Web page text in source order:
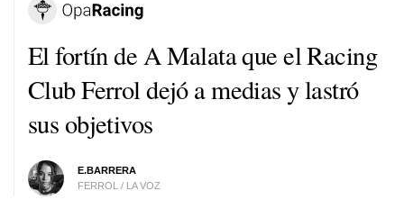
El fortín de A Malata que el Racing
Club Ferrol dejó a medias y lastró
sus objetivos
E.BARRERA
FERROL / LA VOZ